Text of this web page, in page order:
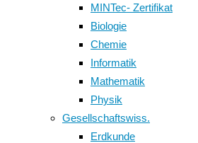
MINTec- Zertifikat
Biologie
Chemie
Informatik
Mathematik
Physik
Gesellschaftswiss.
Erdkunde